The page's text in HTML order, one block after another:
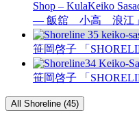
Shop – KulaKeiko
— 飯舘 小高 浪江」
笹岡啓子 「
笹岡啓子 「
All Shoreline (45)